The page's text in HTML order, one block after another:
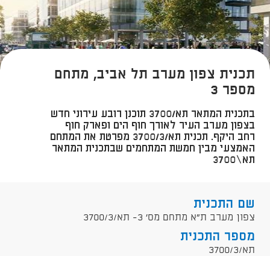
תכנית צפון מערב תל אביב, מתחם
מספר 3
בתכנית המתאר תא/3700 תוכנן רובע עירוני חדש
בצפון מערב העיר לאורך חוף הים ופארק חוף
רחב היקף. תכנית תא/3700/3 מפרטת את המתחם
האמצעי מבין חמשת המתחמים שבתכנית המתאר
תא\3700
שם התכנית
צפון מערב ת"א מתחם מס' 3- תא/3700/3
מספר התכנית
תא/3700/3